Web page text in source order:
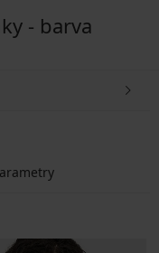
- barva